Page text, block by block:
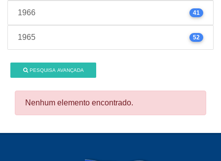
1966 41
1965 52
PESQUISA AVANÇADA
Nenhum elemento encontrado.